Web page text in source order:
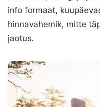
info formaat,
hinnavahemik, mitte
jaotus.